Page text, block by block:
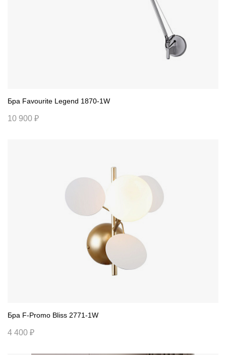
Бра Favourite Legend 1870-1W
10 900 ₽
Бра F-Promo Bliss 2771-1W
4 400 ₽